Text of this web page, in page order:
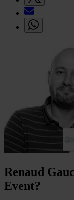
Renaud
Event?